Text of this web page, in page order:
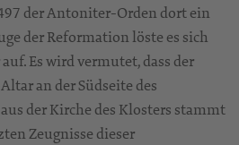
der Antoniter-Orden dort ein
der Reformation löste es sich
Es wird vermutet, dass der
an der Südseite des
der Kirche des Klosters stammt
Zeugnisse dieser